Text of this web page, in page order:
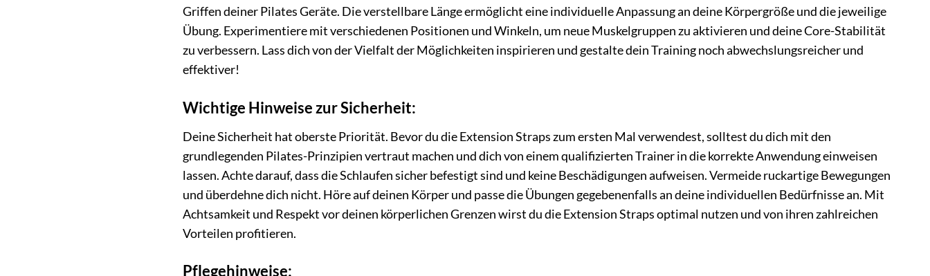
Griffen deiner Pilates Geräte. Die verstellbare Länge ermöglicht eine individuelle Anpassung an deine Körpergröße und die jeweilige
Übung. Experimentiere mit verschiedenen Positionen und Winkeln, um neue Muskelgruppen zu aktivieren und deine Core-Stabilität
zu verbessern. Lass dich von der Vielfalt der Möglichkeiten inspirieren und gestalte dein Training noch abwechslungsreicher und
effektiver!
Wichtige Hinweise zur Sicherheit:
Deine Sicherheit hat oberste Priorität. Bevor du die Extension Straps zum ersten Mal verwendest, solltest du dich mit den
grundlegenden Pilates-Prinzipien vertraut machen und dich von einem qualifizierten Trainer in die korrekte Anwendung einweisen
lassen. Achte darauf, dass die Schlaufen sicher befestigt sind und keine Beschädigungen aufweisen. Vermeide ruckartige Bewegungen
und überdehne dich nicht. Höre auf deinen Körper und passe die Übungen gegebenenfalls an deine individuellen Bedürfnisse an. Mit
Achtsamkeit und Respekt vor deinen körperlichen Grenzen wirst du die Extension Straps optimal nutzen und von ihren zahlreichen
Vorteilen profitieren.
Pflegehinweise: